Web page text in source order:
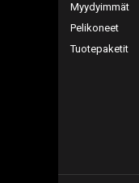
Myydyimmät
Pelikoneet
Tuotepaketit